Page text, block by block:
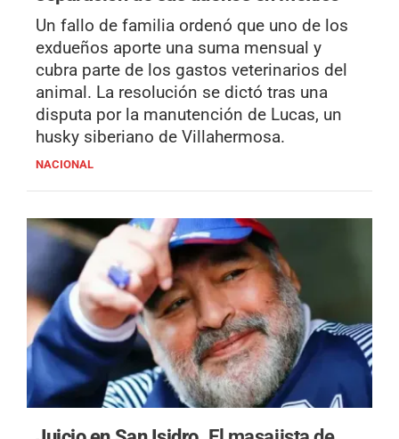
Un fallo de familia ordenó que uno de los
exdueños aporte una suma mensual y
cubra parte de los gastos veterinarios del
animal. La resolución se dictó tras una
disputa por la manutención de Lucas, un
husky siberiano de Villahermosa.
NACIONAL